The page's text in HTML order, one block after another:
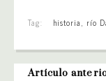
Tag: historia, río
Artículo